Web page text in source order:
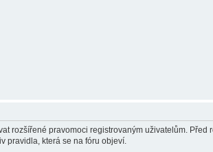
rozšířené pravomoci registrovaným uživatelům. Před
pravidla, která se na fóru objeví.